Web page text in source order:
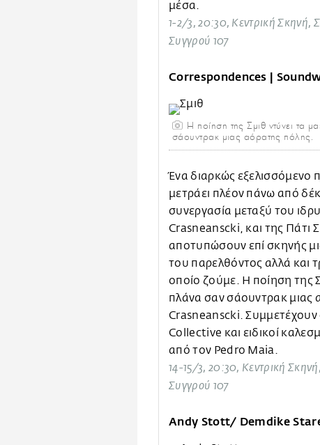
μέσα.
1-2/3, 20:30, Κεντρική Σκηνή,
Συγγρού 107
Correspondences |
Η ποίηση της Σμιθ ντύνει τα
σάουντρακ μιας αόρατης πόλης.
Ένα διαρκώς εξελισσόμενο
μετράει πλέον πάνω από
συνεργασία μεταξύ του
Crasneanscki, και της Πάτι
αποτυπώσουν επί σκηνής
του παρελθόντος αλλά και
οποίο ζούμε. Η ποίηση της
πλάνα σαν σάουντρακ μιας
Crasneanscki.
Collective και ειδικοί
από τον Pedro Maia.
14-15/3, 20:30, Κεντρική
Συγγρού 107
Andy Stott/ Demdike